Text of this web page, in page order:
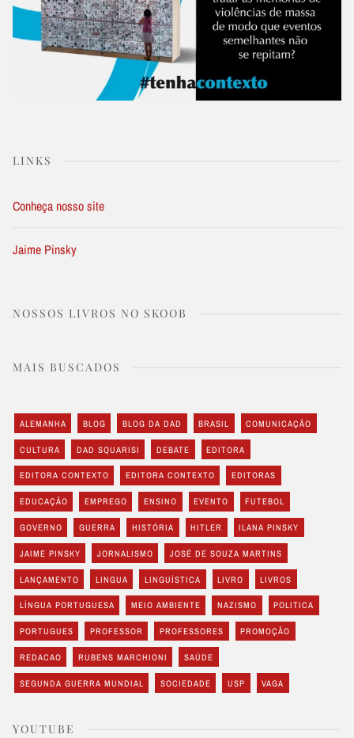
LINKS
Conheça nosso site
Jaime Pinsky
NOSSOS LIVROS NO SKOOB
MAIS BUSCADOS
ALEMANHA BLOG BLOG DA DAD BRASIL COMUNICAÇÃO
CULTURA DAD SQUARISI DEBATE EDITORA
EDITORA CONTEXTO EDITORA CONTEXTO EDITORAS
EDUCAÇÃO EMPREGO ENSINO EVENTO FUTEBOL
GOVERNO GUERRA HISTÓRIA HITLER ILANA PINSKY
JAIME PINSKY JORNALISMO JOSÉ DE SOUZA MARTINS
LANÇAMENTO LINGUA LINGUÍSTICA LIVRO LIVROS
LÍNGUA PORTUGUESA MEIO AMBIENTE NAZISMO POLITICA
PORTUGUES PROFESSOR PROFESSORES PROMOÇÃO
REDACAO RUBENS MARCHIONI SAÚDE
SEGUNDA GUERRA MUNDIAL SOCIEDADE USP VAGA
YOUTUBE